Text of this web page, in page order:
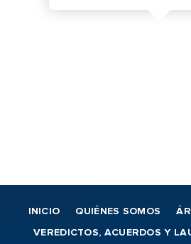
INICIO QUIÉNES SOMOS
VEREDICTOS, ACUERDOS Y